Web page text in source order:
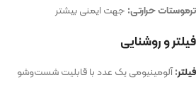
ترموستات حرارتی: جهت ایمنی بیشتر
فیلتر و روشنایی
فیلتر:آلومینیومی یک عدد با قابلیت شست‌وشو